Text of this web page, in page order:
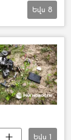
Եվս 8
Եվս 1